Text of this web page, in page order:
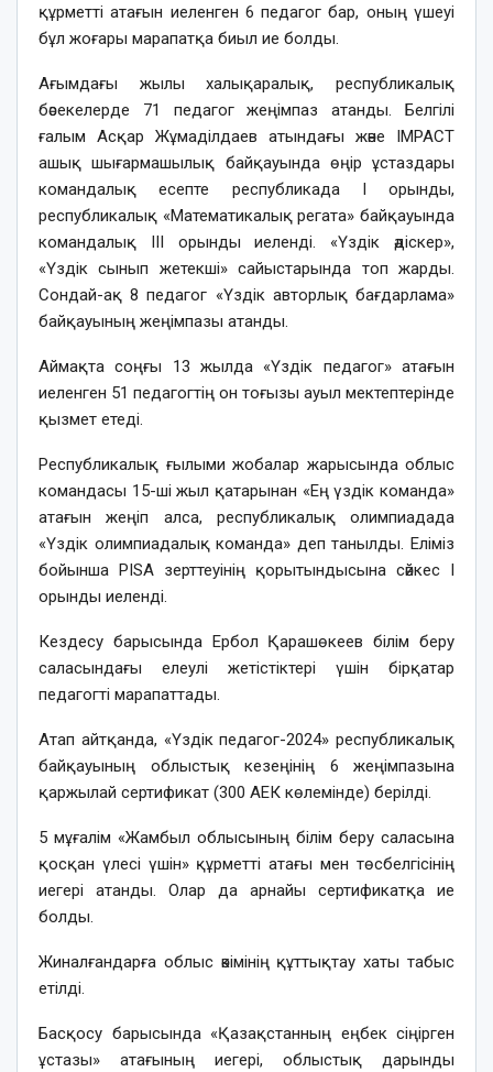
құрметті атағын иеленген 6 педагог бар, оның үшеуі
бұл жоғары марапатқа биыл ие болды.
Ағымдағы жылы халықаралық, республикалық
бәсекелерде 71 педагог жеңімпаз атанды. Белгілі
ғалым Асқар Жұмаділдаев атындағы және IMPACT
ашық шығармашылық байқауында өңір ұстаздары
командалық есепте республикада I орынды,
республикалық «Математикалық регата» байқауында
командалық ІІІ орынды иеленді. «Үздік әдіскер»,
«Үздік сынып жетекші» сайыстарында топ жарды.
Сондай-ақ 8 педагог «Үздік авторлық бағдарлама»
байқауының жеңімпазы атанды.
Аймақта соңғы 13 жылда «Үздік педагог» атағын
иеленген 51 педагогтің он тоғызы ауыл мектептерінде
қызмет етеді.
Республикалық ғылыми жобалар жарысында облыс
командасы 15-ші жыл қатарынан «Ең үздік команда»
атағын жеңіп алса, республикалық олимпиадада
«Үздік олимпиадалық команда» деп танылды. Еліміз
бойынша PISA зерттеуінің қорытындысына сәйкес І
орынды иеленді.
Кездесу барысында Ербол Қарашөкеев білім беру
саласындағы елеулі жетістіктері үшін бірқатар
педагогті марапаттады.
Атап айтқанда, «Үздік педагог-2024» республикалық
байқауының облыстық кезеңінің 6 жеңімпазына
қаржылай сертификат (300 АЕК көлемінде) берілді.
5 мұғалім «Жамбыл облысының білім беру саласына
қосқан үлесі үшін» құрметті атағы мен төсбелгісінің
иегері атанды. Олар да арнайы сертификатқа ие
болды.
Жиналғандарға облыс әкімінің құттықтау хаты табыс
етілді.
Басқосу барысында «Қазақстанның еңбек сіңірген
ұстазы» атағының иегері, облыстық дарынды